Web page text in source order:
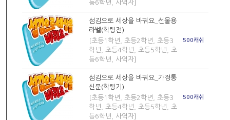
등6학년, 사역자]
섬김으로 세상을 바꿔요_선물용
라벨(학령전)
[초등1학년, 초등2학년, 초등3
학년, 초등4학년, 초등5학년, 초
등6학년, 사역자]
500캐쉬
섬김으로 세상을 바꿔요_가정통
신문(학령기)
[초등1학년, 초등2학년, 초등3
학년, 초등4학년, 초등5학년, 초
등6학년, 사역자]
500캐쉬